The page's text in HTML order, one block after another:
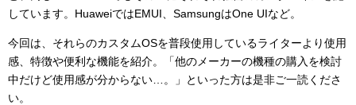
しています。HuaweiではEMUI、SamsungはOne UIなど。
今回は、それらのカスタムOSを普段使用しているライターより使用
感、特徴や便利な機能を紹介。「他のメーカーの機種の購入を検討
中だけど使用感が分からない…。」といった方は是非ご一読くださ
い。